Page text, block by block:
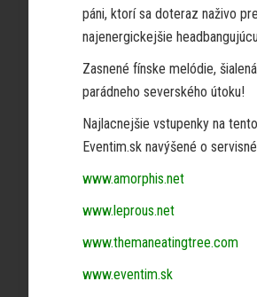
páni, ktorí sa doteraz naživo
najenergickejšie
Zasnené fínske melódie,
parádneho severského útoku!
Najlacnejšie vstupenky na
Eventim.sk navýšené o
www.amorphis.net
www.leprous.net
www.themaneatingtree.com
www.eventim.sk